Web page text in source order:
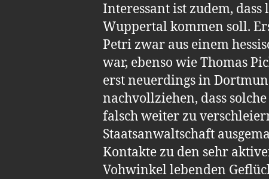
Interessant ist zudem,
Wuppertal kommen soll.
Petri zwar aus einem
war, ebenso wie Thomas
erst neuerdings in
nachvollziehen, dass
falsch weiter zu
Staatsanwaltschaft
Kontakte zu den sehr
Vohwinkel lebenden